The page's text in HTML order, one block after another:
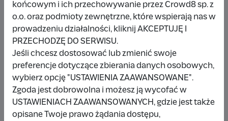
Wpłacający/a
Wpłata anonimowa
10 zł miesiąc temu
Damianbloque Wordpress
1 zł 7 miesięcy temu
końcowym i ich przechowywanie przez Crowd8 sp. z
o.o. oraz podmioty zewnętrzne, które wspierają nas w
prowadzeniu działalności, kliknij AKCEPTUJĘ I
PRZECHODZĘ DO SERWISU.
Jeśli chcesz dostosować lub zmienić swoje
preferencje dotyczące zbierania danych osobowych,
wybierz opcję "USTAWIENIA ZAAWANSOWANE".
Zgoda jest dobrowolna i możesz ją wycofać w
USTAWIENIACH ZAAWANSOWANYCH, gdzie jest także
opisane Twoje prawo żądania dostępu,